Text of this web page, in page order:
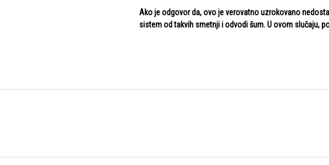
Ako je odgovor da, ovo je verovatno uzrokovano
sistem od takvih smetnji i odvodi šum. U ovom slučaju,